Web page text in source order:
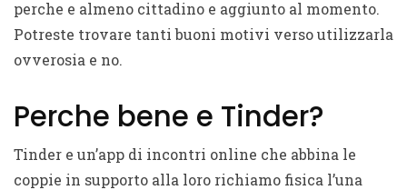
perche e almeno cittadino e aggiunto al momento.
Potreste trovare tanti buoni motivi verso utilizzarla
ovverosia e no.
Perche bene e Tinder?
Tinder e un’app di incontri online che abbina le
coppie in supporto alla loro richiamo fisica l’una